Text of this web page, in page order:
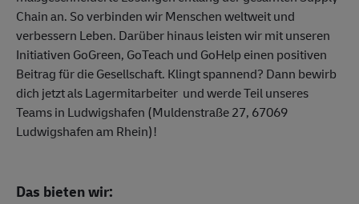
Chain an. So verbinden wir Menschen weltweit und
verbessern Leben. Darüber hinaus leisten wir mit unseren
Initiativen GoGreen, GoTeach und GoHelp einen positiven
Beitrag für die Gesellschaft. Klingt spannend? Dann bewirb
dich jetzt als Lagermitarbeiter und werde Teil unseres
Teams in Ludwigshafen (Muldenstraße 27, 67069
Ludwigshafen am Rhein)!
Das bieten wir: